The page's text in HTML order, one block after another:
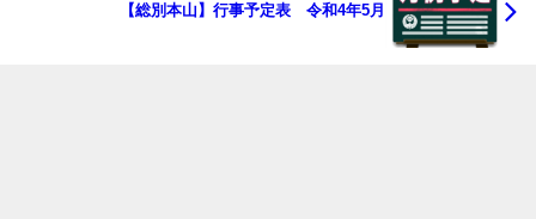
【総別本山】行事予定表 令和4年5月